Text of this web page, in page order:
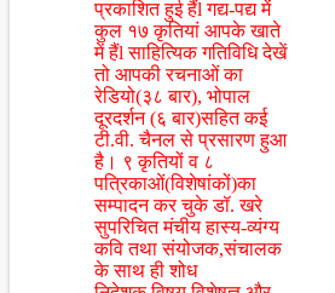
प्रकाशित हुई हैंl गद्य-पद्य में
कुल १७ कृतियां आपके खाते
में हैंl साहित्यिक गतिविधि देखें
तो आपकी रचनाओं का
रेडियो(३८ बार), भोपाल
दूरदर्शन (६ बार)सहित कई
टी.वी. चैनल से प्रसारण हुआ
है। ९ कृतियों व ८
पत्रिकाओं(विशेषांकों)का
सम्पादन कर चुके डॉ. खरे
सुपरिचित मंचीय हास्य-व्यंग्य
कवि तथा संयोजक,संचालक
के साथ ही शोध